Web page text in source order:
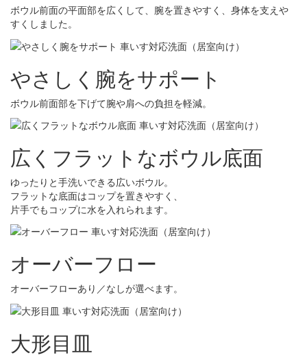
ボウル前面の平面部を広くして、腕を置きやすく、身体を支えや
すくしました。
やさしく腕をサポート
ボウル前面部を下げて腕や肩への負担を軽減。
広くフラットなボウル底面
ゆったりと手洗いできる広いボウル。
フラットな底面はコップを置きやすく、
片手でもコップに水を入れられます。
オーバーフロー
オーバーフローあり／なしが選べます。
大形目皿